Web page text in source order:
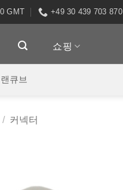
GMT +49 30 439 703 870
쇼핑
큐브
/ 커넥터